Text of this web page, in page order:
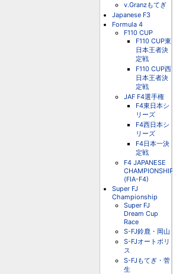
v.Granzもてぎ
Japanese F3
Formula 4
F110 CUP
F110 CUP東
日本王者決
定戦
F110 CUP西
日本王者決
定戦
JAF F4選手権
F4東日本シ
リーズ
F4西日本シ
リーズ
F4日本一決
定戦
F4 JAPANESE
CHAMPIONSHIP
(FIA-F4)
Super FJ
Championship
Super FJ
Dream Cup
Race
S-FJ鈴鹿・岡山
S-FJオートポリ
ス
S-FJもてぎ・菅
生